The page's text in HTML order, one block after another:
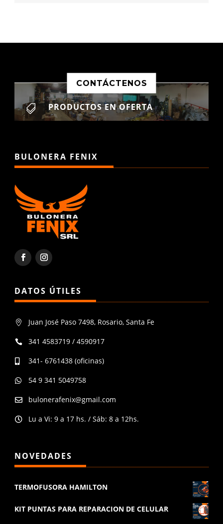
CONTÁCTENOS
 PRODUCTOS EN OFERTA
BULONERA FENIX
DATOS ÚTILES
 Juan José Paso 7498, Rosario, Santa Fe
 341 4583719 / 4590917
 341- 6761438 (oficinas)
 54 9 341 5049758
 bulonerafenix@gmail.com
 Lu a Vi: 9 a 17 hs. / Sáb: 8 a 12hs.
NOVEDADES
TERMOFUSORA HAMILTON
KIT PUNTAS PARA REPARACION DE CELULAR